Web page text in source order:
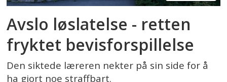
Avslo løslatelse - retten
fryktet bevisforspillelse
Den siktede læreren nekter på sin side for å
ha gjort noe straffbart.